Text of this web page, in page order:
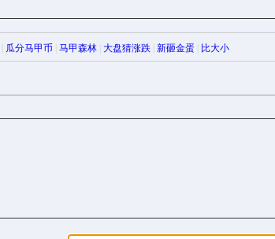
瓜分马甲币 |马甲森林 |大盘猜涨跌 |新砸金蛋 比大小